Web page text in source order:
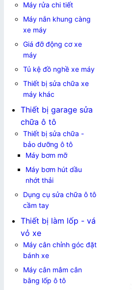
Máy rửa chi tiết
Máy nắn khung càng
xe máy
Giá đỡ động cơ xe
máy
Tủ kệ đồ nghề xe máy
Thiết bị sửa chữa xe
máy khác
Thiết bị garage sửa
chữa ô tô
Thiết bị sửa chữa -
bảo dưỡng ô tô
Máy bơm mỡ
Máy bơm hút dầu
nhớt thải
Dụng cụ sửa chữa ô tô
cầm tay
Thiết bị làm lốp - vá
vỏ xe
Máy cân chỉnh góc đặt
bánh xe
Máy cân mâm cân
bằng lốp ô tô